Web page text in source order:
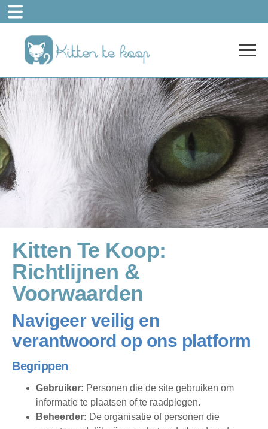
Kitten Te Koop:
Richtlijnen &
Voorwaarden
Navigeer veilig en
verantwoord op ons platform
Begrippen
Gebruiker: Personen die de site gebruiken om
informatie te plaatsen of te raadplegen.
Beheerder: De organisatie of personen die